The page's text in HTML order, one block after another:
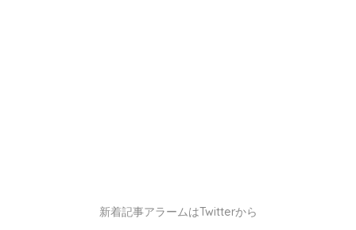
新着記事アラームはTwitterから